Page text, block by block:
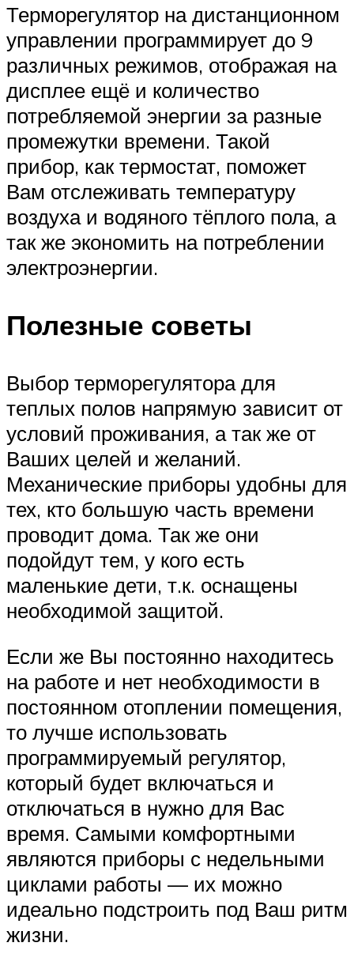
Терморегулятор на дистанционном
управлении программирует до 9
различных режимов, отображая на
дисплее ещё и количество
потребляемой энергии за разные
промежутки времени. Такой
прибор, как термостат, поможет
Вам отслеживать температуру
воздуха и водяного тёплого пола, а
так же экономить на потреблении
электроэнергии.
Полезные советы
Выбор терморегулятора для
теплых полов напрямую зависит от
условий проживания, а так же от
Ваших целей и желаний.
Механические приборы удобны для
тех, кто большую часть времени
проводит дома. Так же они
подойдут тем, у кого есть
маленькие дети, т.к. оснащены
необходимой защитой.
Если же Вы постоянно находитесь
на работе и нет необходимости в
постоянном отоплении помещения,
то лучше использовать
программируемый регулятор,
который будет включаться и
отключаться в нужно для Вас
время. Самыми комфортными
являются приборы с недельными
циклами работы — их можно
идеально подстроить под Ваш ритм
жизни.